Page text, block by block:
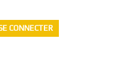
CONNECTER